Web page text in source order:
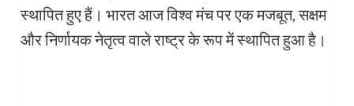
स्थापित हुए हैं। भारत आज विश्व मंच पर एक मजबूत, सक्षम
और निर्णायक नेतृत्व वाले राष्ट्र के रूप में स्थापित हुआ है।